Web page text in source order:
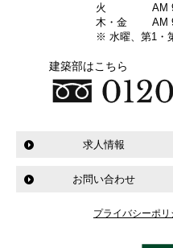
火
AM
木・金
AM
※ 水曜、第1・
建築部はこちら
求人情報
お問い合わせ
プライバシーポリ